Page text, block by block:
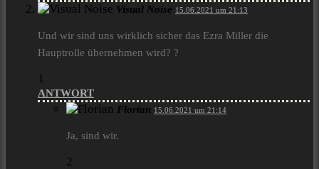
Visual Noise 15.06.2021 um 21:13
Und wir sind uns wirklich sicher das Ezra Miller die
Hauptrolle übernehmen wird? ?
1
ANTWORT
Florian 15.06.2021 um 21:14
Ja, sind wir.
2